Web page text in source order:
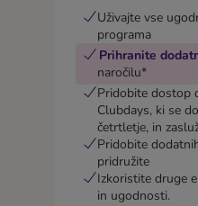
Uživajte vse
programa
Prihranite
naročilu*
Pridobite dostop
Clubdays, ki se
četrtletje, in
Pridobite
pridružite
Izkoristite druge
in ugodnosti.